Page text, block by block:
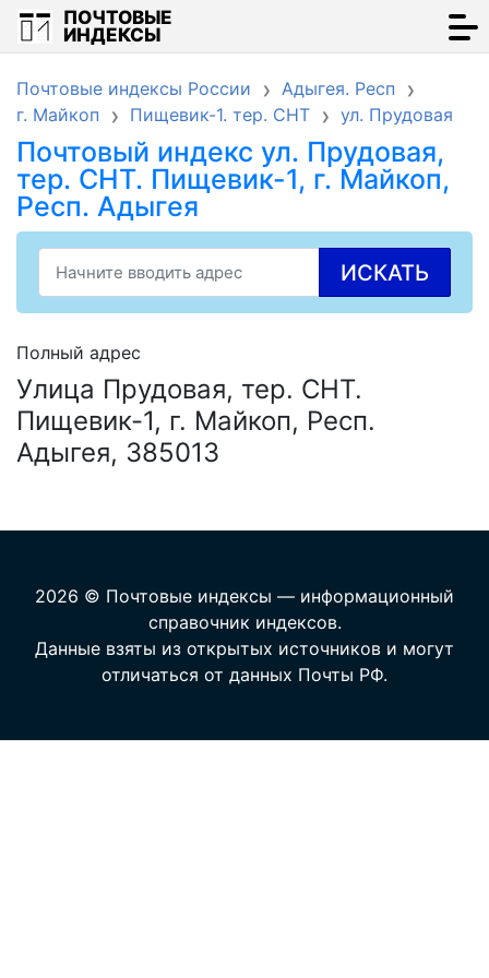
ПОЧТОВЫЕ
ИНДЕКСЫ
Почтовые индексы России
Адыгея. Респ
г. Майкоп
Пищевик-1. тер. СНТ ул. Прудовая
Почтовый индекс ул. Прудовая,
тер. СНТ. Пищевик-1, г. Майкоп,
Респ. Адыгея
ИСКАТЬ
Полный адрес
Улица Прудовая, тер. СНТ.
Пищевик-1, г. Майкоп, Респ.
Адыгея, 385013
2026 © Почтовые индексы — информационный
справочник индексов.
Данные взяты из открытых источников и могут
отличаться от данных Почты РФ.